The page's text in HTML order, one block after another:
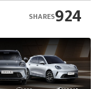
924
SHARES